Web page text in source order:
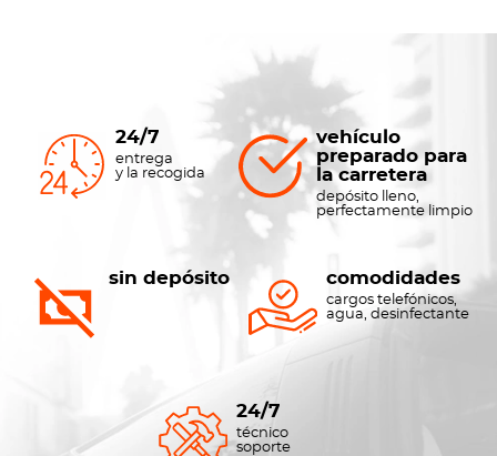
24/7
entrega
y la recogida
vehículo
preparado para
la carretera
depósito lleno,
perfectamente limpio
sin depósito comodidades
cargos telefónicos,
agua, desinfectante
24/7
técnico
soporte